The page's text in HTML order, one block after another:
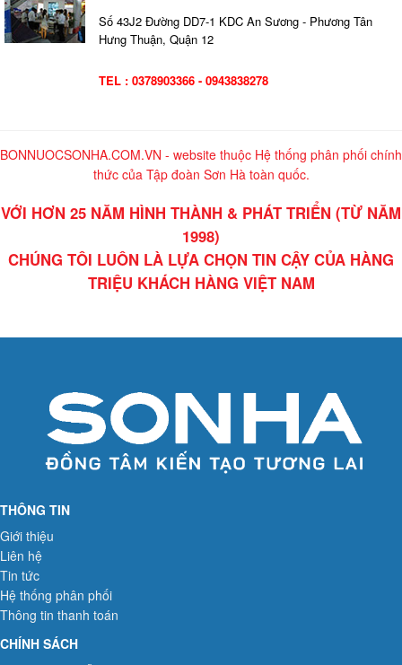
Số 43J2 Đường DD7-1 KDC An Sương - Phương Tân
Hưng Thuận, Quận 12
TEL : 0378903366 - 0943838278
BONNUOCSONHA.COM.VN - website thuộc Hệ thống phân phối chính
thức của Tập đoàn Sơn Hà toàn quốc.
VỚI HƠN 25 NĂM HÌNH THÀNH & PHÁT TRIỂN (TỪ NĂM
1998)
CHÚNG TÔI LUÔN LÀ LỰA CHỌN TIN CẬY CỦA HÀNG
TRIỆU KHÁCH HÀNG VIỆT NAM
THÔNG TIN
Giới thiệu
Liên hệ
Tin tức
Hệ thống phân phối
Thông tin thanh toán
CHÍNH SÁCH